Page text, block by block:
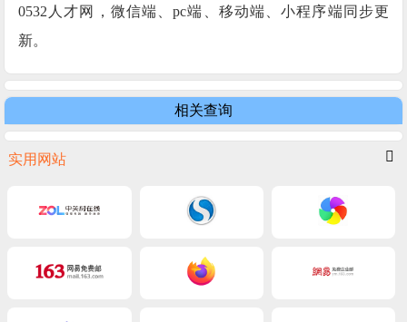
0532人才网，微信端、pc端、移动端、小程序端同步更
新。
相关查询
实用网站